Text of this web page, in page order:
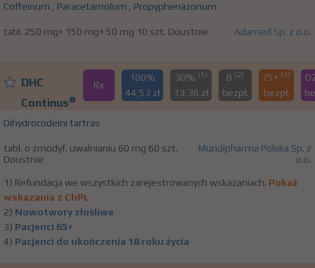
Coffeinum , Paracetamolum , Propyphenazonum
tabl. 250 mg+ 150 mg+ 50 mg 10 szt. Doustnie Adamed Sp. z o.o.
DHC
Continus®
Rx
100%
44,53 zł
30% (1)
13,36 zł
B (2)
bezpł.
75+ (3)
bezpł.
Dihydrocodeini tartras
tabl. o zmodyf. uwalnianiu 60 mg 60 szt.
Doustnie
Mundipharma Polska Sp. z
o.o.
1) Refundacja we wszystkich zarejestrowanych wskazaniach. Pokaż
wskazania z ChPL
2) Nowotwory złośliwe
3) Pacjenci 65+
4) Pacjenci do ukończenia 18 roku życia